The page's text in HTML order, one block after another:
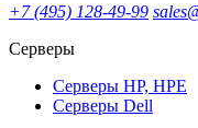
+7 (495) 128-49-99
Серверы
Серверы HP, HPE
Серверы Dell